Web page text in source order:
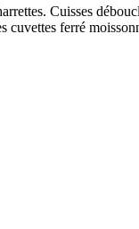
Cuisses
cuvettes ferré